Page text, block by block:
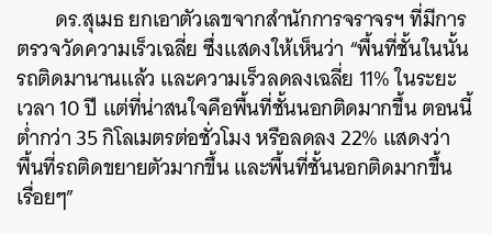
ดร.สุเมธ ยกเอาตัวเลขจากสำนักการจราจรฯ ที่มีการ
ตรวจวัดความเร็วเฉลี่ย ซึ่งแสดงให้เห็นว่า “พื้นที่ชั้นในนั้น
รถติดมานานแล้ว และความเร็วลดลงเฉลี่ย 11% ในระยะ
เวลา 10 ปี แต่ที่น่าสนใจคือพื้นที่ชั้นนอกติดมากขึ้น ตอนนี้
ต่ำกว่า 35 กิโลเมตรต่อชั่วโมง หรือลดลง 22% แสดงว่า
พื้นที่รถติดขยายตัวมากขึ้น และพื้นที่ชั้นนอกติดมากขึ้น
เรื่อยๆ”